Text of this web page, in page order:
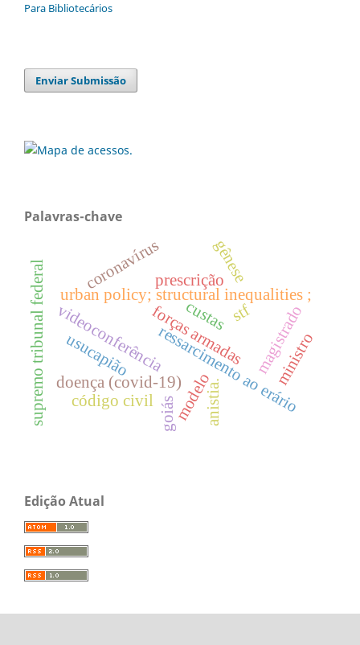
Para Bibliotecários
Enviar Submissão
Palavras-chave
urban policy; structural inequalities ;
stf
videoconferência
coronavírus
doença (covid-19)
forças armadas
prescrição
ressarcimento ao erário
magistrado
ministro
supremo tribunal federal modelo
gênese
anistia.
goiás
usucapião
custas
código civil
Edição Atual